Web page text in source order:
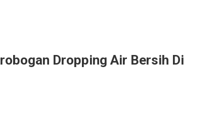
Dropping Air Bersih Di